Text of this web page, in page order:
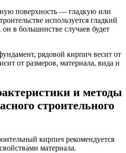
поверхность — гладкую или
используется гладкий
в большинстве случаев будет
рядовой кирпич весит от
от размеров, материала, вида и
и методы
строительного
кирпич рекомендуется
материала.